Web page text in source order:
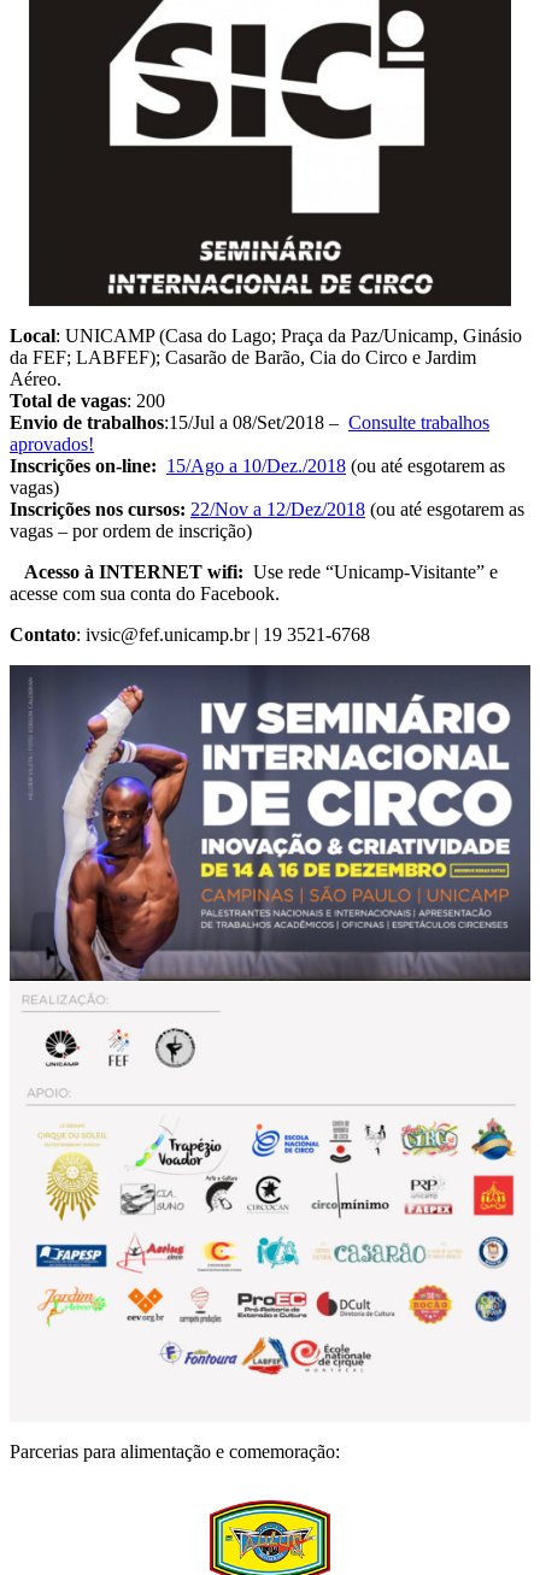
Local: UNICAMP (Casa do Lago; Praça da Paz/Unicamp, Ginásio
da FEF; LABFEF); Casarão de Barão, Cia do Circo e Jardim
Aéreo.
Total de vagas: 200
Envio de trabalhos:15/Jul a 08/Set/2018 – Consulte trabalhos
aprovados!
Inscrições on-line: 15/Ago a 10/Dez./2018 (ou até esgotarem as
vagas)
Inscrições nos cursos: 22/Nov a 12/Dez/2018 (ou até esgotarem as
vagas – por ordem de inscrição)
Acesso à INTERNET wifi: Use rede “Unicamp-Visitante” e
acesse com sua conta do Facebook.
Contato: ivsic@fef.unicamp.br | 19 3521-6768
Parcerias para alimentação e comemoração: